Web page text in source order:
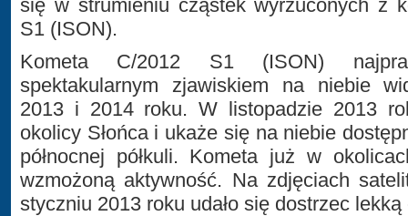
się w strumieniu cząstek wyrzuconych z
S1 (ISON).
Kometa C/2012 S1 (ISON)
spektakularnym zjawiskiem na niebie
2013 i 2014 roku. W listopadzie 2013
okolicy Słońca i ukaże się na niebie
północnej półkuli. Kometa już w
wzmożoną aktywność. Na zdjęciach
styczniu 2013 roku udało się dostrzec lekką